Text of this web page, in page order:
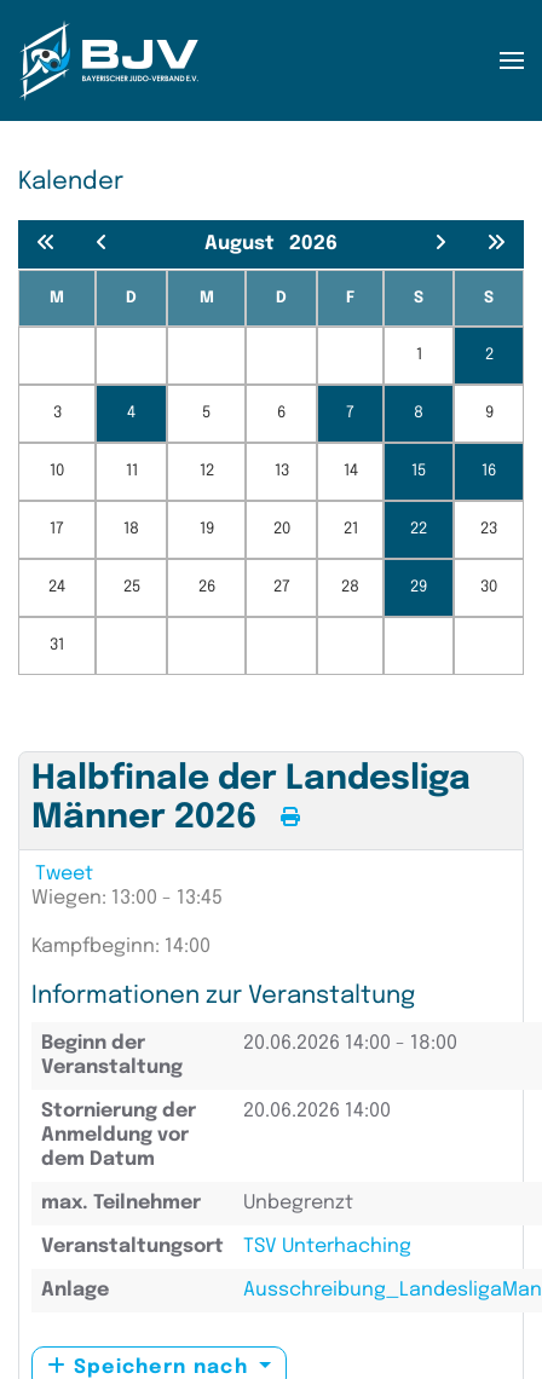
Zum Hauptinhalt springen
Kalender
August 2026
M D M D F S S
1 2
3 4 5 6 7 8 9
10 11 12 13 14 15 16
17 18 19 20 21 22 23
24 25 26 27 28 29 30
31
Halbfinale der Landesliga
Männer 2026
Tweet
Wiegen: 13:00 - 13:45
Kampfbeginn: 14:00
Informationen zur Veranstaltung
Beginn der
Veranstaltung
20.06.2026 14:00 - 18:00
Stornierung der
Anmeldung vor
dem Datum
20.06.2026 14:00
max. Teilnehmer Unbegrenzt
Veranstaltungsort TSV Unterhaching
Anlage
Speichern nach